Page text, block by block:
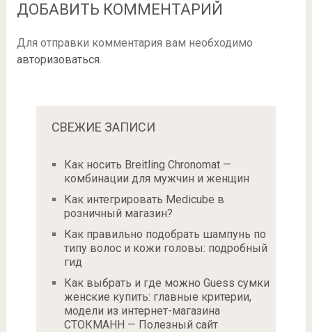
ДОБАВИТЬ КОММЕНТАРИЙ
Для отправки комментария вам необходимо
авторизоваться.
СВЕЖИЕ ЗАПИСИ
Как носить Breitling Chronomat —
комбинации для мужчин и женщин
Как интегрировать Medicube в
розничный магазин?
Как правильно подобрать шампунь по
типу волос и кожи головы: подробный
гид
Как выбрать и где можно Guess сумки
женские купить: главные критерии,
модели из интернет-магазина
СТОКМАНН — Полезный сайт